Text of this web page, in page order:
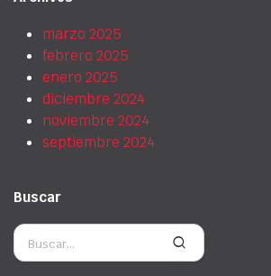
marzo 2025
febrero 2025
enero 2025
diciembre 2024
noviembre 2024
septiembre 2024
Buscar